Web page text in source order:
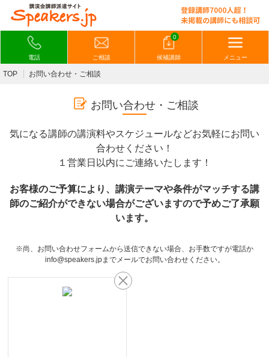
電話 ご相談
0
候補講師 メニュー
TOP お問い合わせ・ご相談
お問い合わせ・ご相談
気になる講師の講演料やスケジュールなどお気軽にお問い
合わせください！
１営業日以内にご連絡いたします！
お客様のご予算により、講演テーマや条件がマッチする講
師のご紹介ができない場合がございますので予めご了承願
います。
※尚、お問い合わせフォームから送信できない場合、お手数ですが電話か
info@speakers.jpまでメールでお問い合わせください。